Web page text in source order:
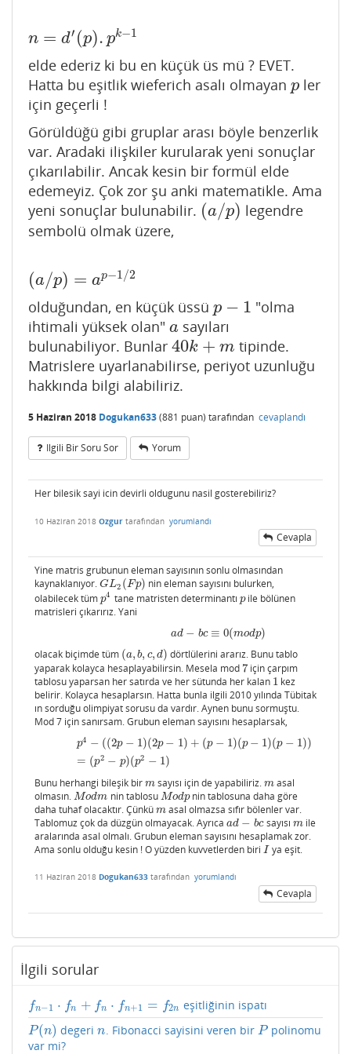
n = d′ (p). pk−1
n=d′ p).pk−1
elde ederiz ki bu en küçük üs mü ? EVET.
Hatta bu eşitlik wieferich asalı olmayan p
p ler
için geçerli !
Görüldüğü gibi gruplar arası böyle benzerlik
var. Aradaki ilişkiler kurularak yeni sonuçlar
çıkarılabilir. Ancak kesin bir formül elde
edemeyiz. Çok zor şu anki matematikle. Ama
yeni sonuçlar bulunabilir. (a/p)
(a/p)
legendre
sembolü olmak üzere,
(a/p) = ap−1 /2
(a/p)=a p− 1/2
olduğundan, en küçük üssü p − 1
p −1
"olma
ihtimali yüksek olan" a
a sayıları
bulunabiliyor. Bunlar 40k + m
40k+ m
tipinde.
Matrislere uyarlanabilirse, periyot uzunluğu
hakkında bilgi alabiliriz.
5 Haziran 2018 Dogukan633(881 puan) tarafından cevaplandı
Ilgili Bir Soru Sor Yorum
Her bilesik sayi icin devirli oldugunu nasil gosterebiliriz?
10 Haziran 2018 Ozgur tarafından yorumlandı
Cevapla
Yine matris grubunun eleman sayısının sonlu olmasından
kaynaklanıyor. GL2 (Fp)
GL2(Fp)
nin eleman sayısını bulurken,
olabilecek tüm p4
p4 tane matristen determinantı p
pile bölünen
matrisleri çıkarırız. Yani
ad − bc ≡ 0(modp)
ad−bc ≡0 m odp)
olacak biçimde tüm (a, b, c, d)
(a,b,c d)
dörtlülerini ararız. Bunu tablo
yaparak kolayca hesaplayabilirsin. Mesela mod 7
7 için çarpım
tablosu yaparsan her satırda ve her sütunda her kalan 1
1 kez
belirir. Kolayca hesaplarsın. Hatta bunla ilgili 2010 yılında Tübitak
ın sorduğu olimpiyat sorusu da vardır. Aynen bunu sormuştu.
Mod 7 için sanırsam. Grubun eleman sayısını hesaplarsak,
p4 − ((2p − 1)(2p − 1) + (p − 1)(p − 1)(p − 1))
= (p2 − p)(p2 − 1)
p4 −(( 2p−1) (2p−1)+(p−1 )(p −1 )(p−1) )=(p2−p )(p2− 1)
Bunu herhangi bileşik bir m
msayısı için de yapabiliriz. m
masal
olmasın. Modm
Modm nin tablosu Modp
Modp nin tablosuna daha göre
daha tuhaf olacaktır. Çünkü m
masal olmazsa sıfır bölenler var.
Tablomuz çok da düzgün olmayacak. Ayrıca ad − bc
ad−bc sayısı m
mile
aralarında asal olmalı. Grubun eleman sayısını hesaplamak zor.
Ama sonlu olduğu kesin ! O yüzden kuvvetlerden biri I
I ya eşit.
11 Haziran 2018 Dogukan633 tarafından yorumlandı
Cevapla
İlgili sorular
fn−1 ⋅ fn + fn ⋅ fn+1 = f2n
fn−1 fn +f n⋅fn+1 = 2n eşitliğinin ispatı
P(n)
P(n) degerin
n . Fibonacci sayisini veren bir P
P polinomu
var mi?